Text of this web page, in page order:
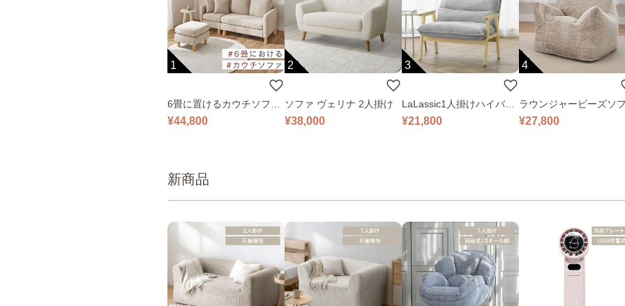
1
6畳に置けるカウチソファ
｜ベージュ
¥44,800
2
ソファ ヴェリナ 2人掛け
¥38,000
3
LaLassic1人掛けハイバッ
クソファ ワイド
¥21,800
4
ラウンジャービーズソ
¥27,800
新商品